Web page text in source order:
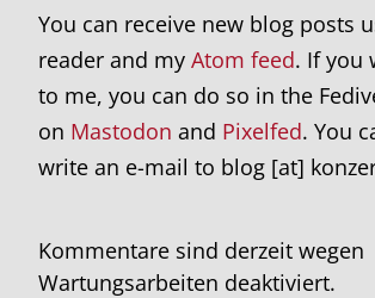
You can receive new blog posts
reader and my Atom feed. If you
to me, you can do so in the
on Mastodon and Pixelfed. You
write an e-mail to blog [at]
Kommentare sind derzeit wegen
Wartungsarbeiten deaktiviert.